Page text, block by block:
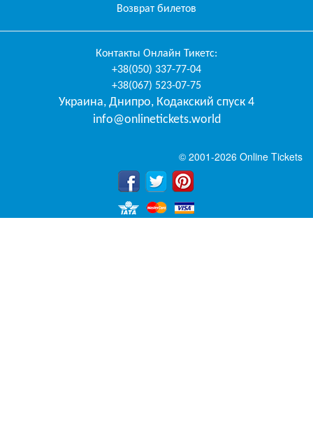
Возврат билетов
Контакты Онлайн Тикетс:
+38(050) 337-77-04
+38(067) 523-07-75
Украина, Днипро, Кодакский спуск 4
info@onlinetickets.world
© 2001-2026 Online Tickets